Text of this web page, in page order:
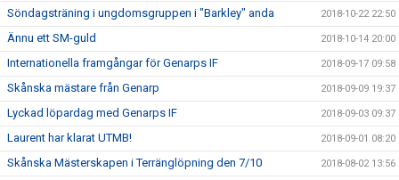
Söndagsträning i ungdomsgruppen i "Barkley" anda 2018-10-22 22:50
Ännu ett SM-guld 2018-10-14 20:00
Internationella framgångar för Genarps IF 2018-09-17 09:58
Skånska mästare från Genarp 2018-09-09 19:37
Lyckad löpardag med Genarps IF 2018-09-03 09:37
Laurent har klarat UTMB! 2018-09-01 08:20
Skånska Mästerskapen i Terränglöpning den 7/10 2018-08-02 13:56